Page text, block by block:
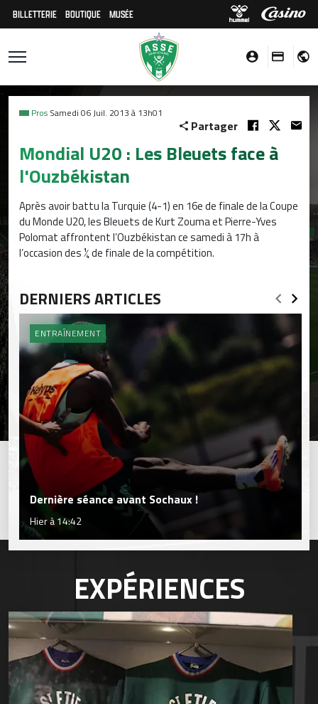
BILLETTERIE BOUTIQUE MUSÉE
Pros Samedi 06 Juil. 2013 à 13h01
Partager
Mondial U20 : Les Bleuets face à
l'Ouzbékistan
Après avoir battu la Turquie (4-1) en 16e de finale de la Coupe
du Monde U20, les Bleuets de Kurt Zouma et Pierre-Yves
Polomat affrontent l’Ouzbékistan ce samedi à 17h à
l’occasion des ¼ de finale de la compétition.
DERNIERS ARTICLES
ENTRAÎNEMENT
Dernière séance avant Sochaux !
Hier à 14:42
EXPÉRIENCES